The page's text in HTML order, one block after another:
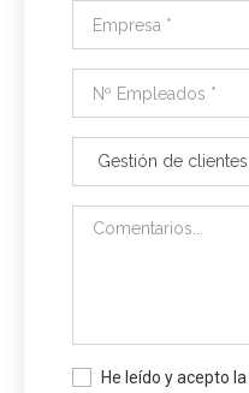
He leído y acepto la